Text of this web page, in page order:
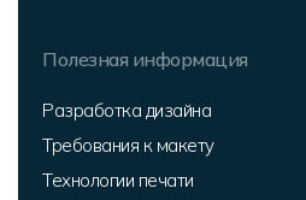
Полезная информация
Разработка дизайна
Требования к макету
Технологии печати